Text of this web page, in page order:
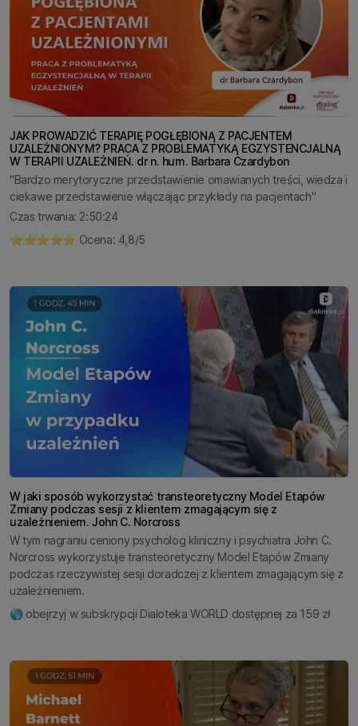
JAK PROWADZIĆ TERAPIĘ POGŁĘBIONĄ Z PACJENTEM
UZALEŻNIONYM? PRACA Z PROBLEMATYKĄ EGZYSTENCJALNĄ
W TERAPII UZALEŻNIEŃ. dr n. hum. Barbara Czardybon
"Bardzo merytoryczne przedstawienie omawianych treści, wiedza i
ciekawe przedstawienie włączając przykłady na pacjentach"
Czas trwania: 2:50:24
⭐️⭐️⭐️⭐️⭐️ Ocena: 4,8/5
W jaki sposób wykorzystać transteoretyczny Model Etapów
Zmiany podczas sesji z klientem zmagającym się z
uzależnieniem. John C. Norcross
W tym nagraniu ceniony psycholog kliniczny i psychiatra John C.
Norcross wykorzystuje transteoretyczny Model Etapów Zmiany
podczas rzeczywistej sesji doradczej z klientem zmagającym się z
uzależnieniem.
🌎 obejrzyj w subskrypcji Dialoteka WORLD dostępnej za 159 zł